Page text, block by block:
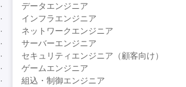
データエンジニア
インフラエンジニア
ネットワークエンジニア
サーバーエンジニア
セキュリティエンジニア（顧客向け）
ゲームエンジニア
組込・制御エンジニア